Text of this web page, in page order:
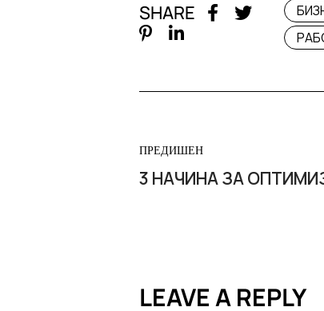
SHARE
ПРЕДИШЕН
3 НАЧИНА ЗА
LEAVE A REPLY